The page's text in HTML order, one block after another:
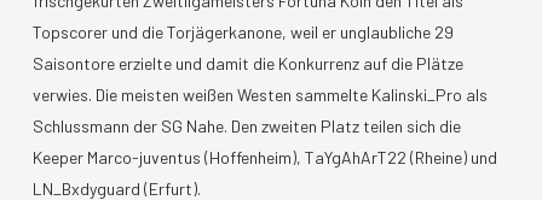
Topscorer und die Torjägerkanone, weil er unglaubliche 29
Saisontore erzielte und damit die Konkurrenz auf die Plätze
verwies. Die meisten weißen Westen sammelte Kalinski_Pro als
Schlussmann der SG Nahe. Den zweiten Platz teilen sich die
Keeper Marco-juventus (Hoffenheim), TaYgAhArT22 (Rheine) und
LN_Bxdyguard (Erfurt).